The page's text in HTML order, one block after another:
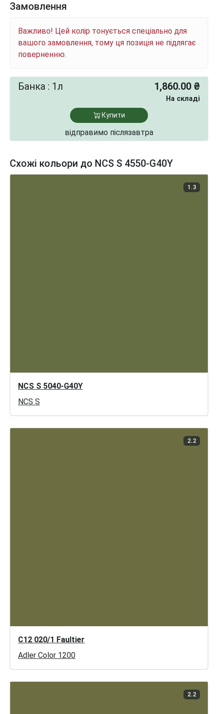
Замовлення
Важливо! Цей колір тонується спеціально для
вашого замовлення, тому ця позиція не підлягає
поверненню.
Банка : 1л 1,860.00 ₴
На складі
Купити
відправимо післязавтра
Схожі кольори до NCS S 4550-G40Y
1.3
NCS S 5040-G40Y
NCS S
2.2
C12 020/1 Faultier
Adler Color 1200
2.2